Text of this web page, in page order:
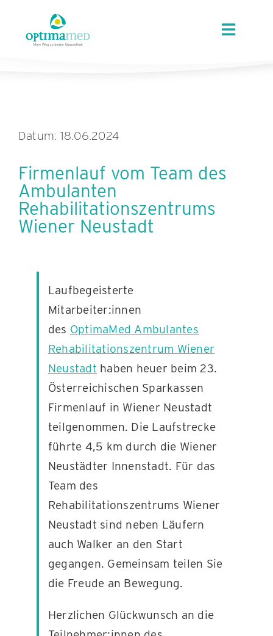
content
Toggle
ANGEBOTE
KARRIERE
AKTUELLES
KONTAKT
Datum: 18.06.2024
Firmenlauf vom Team des
Ambulanten
Rehabilitationszentrums
Wiener Neustadt
Laufbegeisterte
Mitarbeiter:innen
des OptimaMed Ambulantes
Rehabilitationszentrum Wiener
Neustadt haben heuer beim 23.
Österreichischen Sparkassen
Firmenlauf in Wiener Neustadt
teilgenommen. Die Laufstrecke
führte 4,5 km durch die Wiener
Neustädter Innenstadt. Für das
Team des
Rehabilitationszentrums Wiener
Neustadt sind neben Läufern
auch Walker an den Start
gegangen. Gemeinsam teilen Sie
die Freude an Bewegung.
Herzlichen Glückwunsch an die